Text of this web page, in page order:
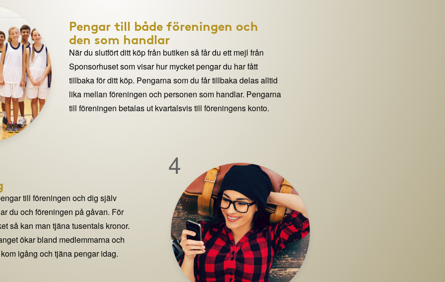
Pengar till både föreningen och
den som handlar
När du slutfört ditt köp från butiken så får du ett mejl från
Sponsorhuset som visar hur mycket pengar du har fått
tillbaka för ditt köp. Pengarna som du får tillbaka delas alltid
lika mellan föreningen och personen som handlar. Pengarna
till föreningen betalas ut kvartalsvis till föreningens konto.
4
till föreningen och dig själv
du och föreningen på gåvan. För
så kan man tjäna tusentals kronor.
ökar bland medlemmarna och
igång och tjäna pengar idag.